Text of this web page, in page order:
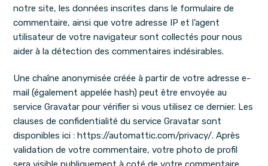
notre site, les données inscrites dans le formulaire de
commentaire, ainsi que votre adresse IP et l’agent
utilisateur de votre navigateur sont collectés pour nous
aider à la détection des commentaires indésirables.
Une chaîne anonymisée créée à partir de votre adresse e-
mail (également appelée hash) peut être envoyée au
service Gravatar pour vérifier si vous utilisez ce dernier. Les
clauses de confidentialité du service Gravatar sont
disponibles ici : https://automattic.com/privacy/. Après
validation de votre commentaire, votre photo de profil